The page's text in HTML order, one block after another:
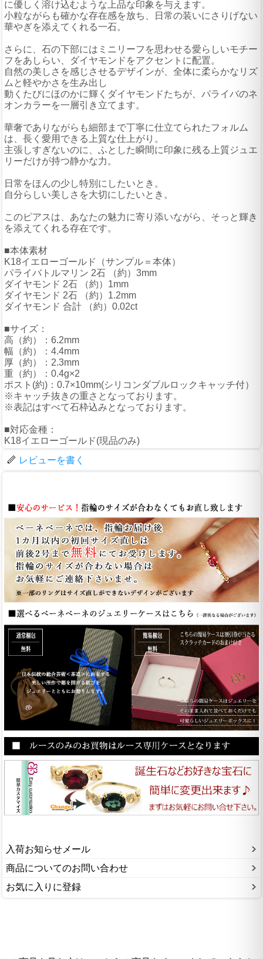
に優しく溶け込むような上品な印象を与えます。
小粒ながらも確かな存在感を放ち、日常の装いにさりげない
華やぎを添えてくれる一石。
さらに、石の下部にはミニリーフを思わせる愛らしいモチー
フをあしらい、ダイヤモンドをアクセントに配置。
自然の美しさを感じさせるデザインが、全体に柔らかなリズ
ムと軽やかさを生み出し
動くたびにほのかに輝くダイヤモンドたちが、パライバのネ
オンカラーを一層引き立てます。
華奢でありながらも細部まで丁寧に仕立てられたフォルム
は、長く愛用できる上質な仕上がり。
主張しすぎないのに、ふとした瞬間に印象に残る上質ジュエ
リーだけが持つ静かな力。
日常をほんの少し特別にしたいとき。
自分らしい美しさを大切にしたいとき。
このピアスは、あなたの魅力に寄り添いながら、そっと輝き
を添えてくれる存在です。
■本体素材
K18イエローゴールド（サンプル＝本体）
パライバトルマリン 2石 （約）3mm
ダイヤモンド 2石 （約）1mm
ダイヤモンド 2石 （約）1.2mm
ダイヤモンド 合計 （約）0.02ct
■サイズ：
高（約）：6.2mm
幅（約）：4.4mm
厚（約）：2.3mm
重（約）：0.4g×2
ポスト(約)：0.7×10mm(シリコンダブルロックキャッチ付）
※キャッチ抜きの重さとなっております。
※表記はすべて石枠込みとなっております。
■対応金種：
K18イエローゴールド(現品のみ)
レビューを書く
入荷お知らせメール
商品についてのお問い合わせ
お気に入りに登録